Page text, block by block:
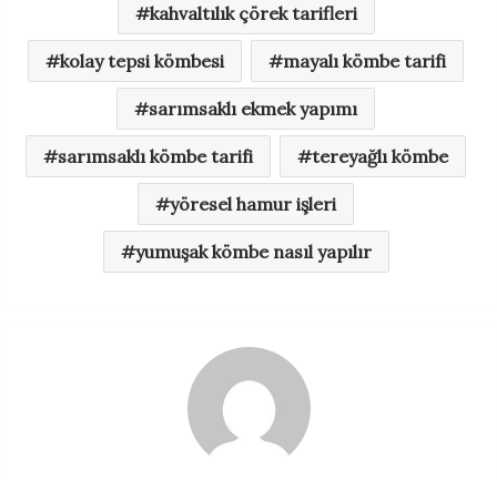
kahvaltılık çörek tarifleri
kolay tepsi kömbesi mayalı kömbe tarifi
sarımsaklı ekmek yapımı
sarımsaklı kömbe tarifi tereyağlı kömbe
yöresel hamur işleri
yumuşak kömbe nasıl yapılır